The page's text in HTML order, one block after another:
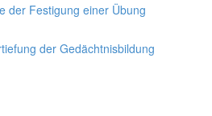
der Festigung einer Übung
der Gedächtnisbildung